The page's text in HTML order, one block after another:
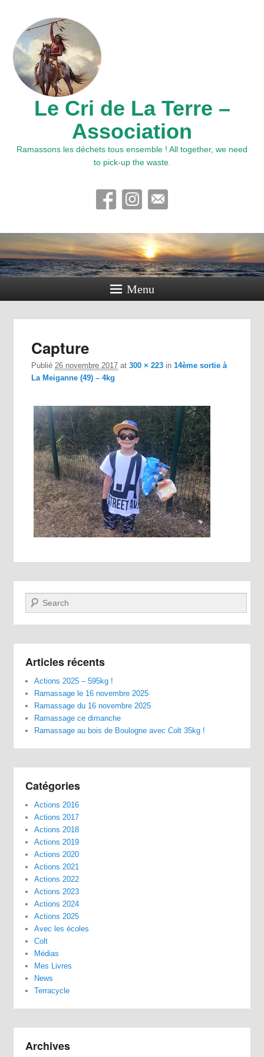
Le Cri de La Terre –
Association
Ramassons les déchets tous ensemble ! All together, we need
to pick-up the waste.
Menu
Capture
Publié26 novembre 2017 at300 × 223 in14ème sortie à
La Meiganne (49) – 4kg
Recherche
Articles récents
Actions 2025 – 595kg !
Ramassage le 16 novembre 2025
Ramassage du 16 novembre 2025
Ramassage ce dimanche
Ramassage au bois de Boulogne avec Colt 35kg !
Catégories
Actions 2016
Actions 2017
Actions 2018
Actions 2019
Actions 2020
Actions 2021
Actions 2022
Actions 2023
Actions 2024
Actions 2025
Avec les écoles
Colt
Médias
Mes Livres
News
Terracycle
Archives